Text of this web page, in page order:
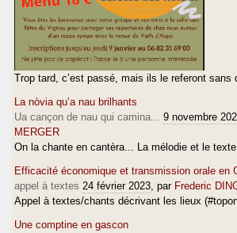
Trop tard, c’est passé, mais ils le referont
La nòvia qu’a nau brilhants
Ua cançon de nau qui camina... 9 novembre
MERGER
On la chante en cantèra... La mélodie et le
Efficacité économique et transmission orale en
appel à textes 24 février 2023, par Frederic
Appel à textes/chants décrivant les lieux
Une comptine en gascon